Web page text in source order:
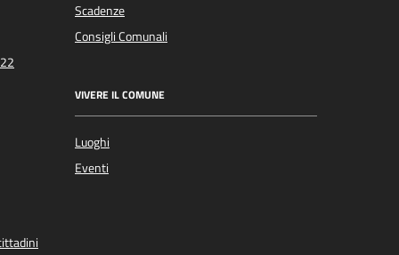
Scadenze
Consigli Comunali
VIVERE IL COMUNE
Luoghi
Eventi